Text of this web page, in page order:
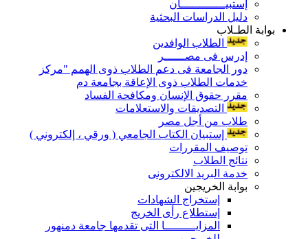
إستبيـــــــــــــان
دليل الدراسات البحثية
بوابة الطـلاب
الطلاب الوافدين
إدرس فى مصــــــر
دور الجامعة فى دعم الطلاب ذوى الهمم "مركز
خدمات الطلاب ذوى الإعاقة بجامعة دم
مقرر حقوق الإنسان ومكافحة الفساد
التصديقات والاستعلامات
طلاب من أجل مصر
إستبيان الكتاب الجامعي ( ورقي ، إلكتروني )
توصيف المقررات
نتائج الطلاب
خدمة البريد الالكترونى
بوابة الخريجين
إستخراج الشهادات
إستطلاع رأى الخريج
المزايـــــــــا التى تقدمها جامعة دمنهور